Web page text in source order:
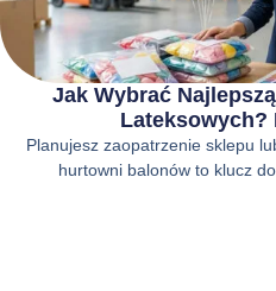
Jak Wybrać
Lateksowych?
Planujesz zaopatrzenie sklepu
hurtowni balonów to klucz